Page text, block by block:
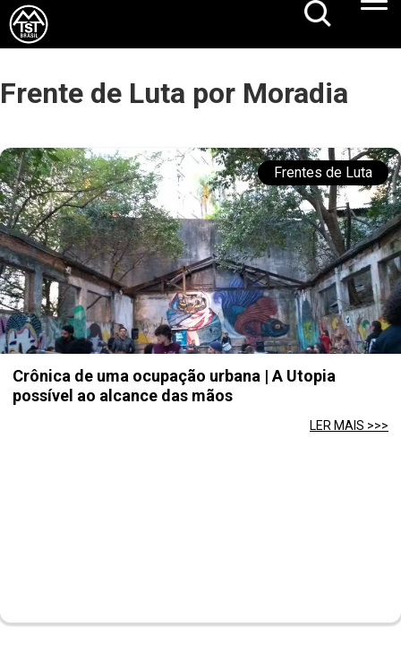
Frente de Luta por Moradia
Frentes de Luta
Crônica de uma ocupação urbana | A Utopia
possível ao alcance das mãos
LER MAIS >>>